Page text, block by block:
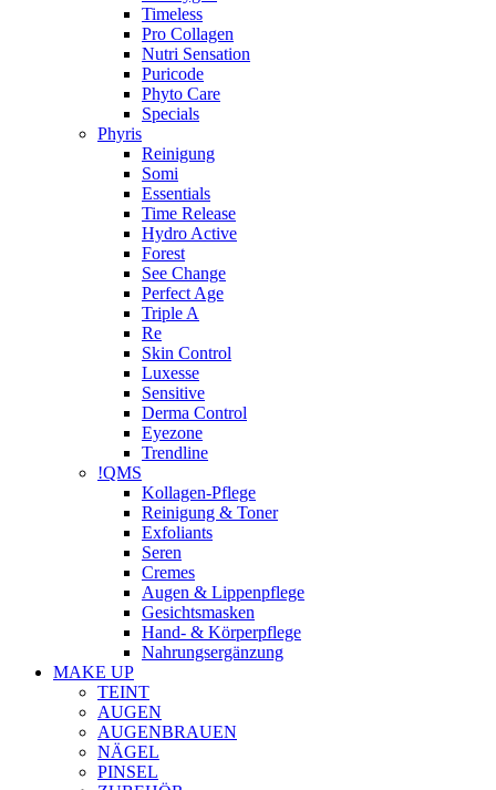
Timeless
Pro Collagen
Nutri Sensation
Puricode
Phyto Care
Specials
Phyris
Reinigung
Somi
Essentials
Time Release
Hydro Active
Forest
See Change
Perfect Age
Triple A
Re
Skin Control
Luxesse
Sensitive
Derma Control
Eyezone
Trendline
!QMS
Kollagen-Pflege
Reinigung & Toner
Exfoliants
Seren
Cremes
Augen & Lippenpflege
Gesichtsmasken
Hand- & Körperpflege
Nahrungsergänzung
MAKE UP
TEINT
AUGEN
AUGENBRAUEN
NÄGEL
PINSEL